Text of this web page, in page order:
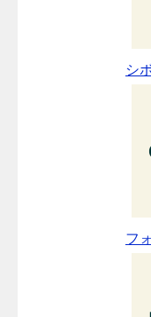
シ
フ